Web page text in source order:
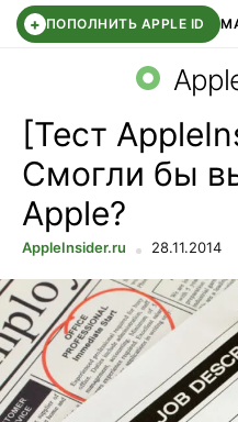
+ ПОПОЛНИТЬ APPLE ID
СБЕР КИДС ВТБ
[Тест
Смогли бы
Apple?
AppleInsider.ru 28.11.2014